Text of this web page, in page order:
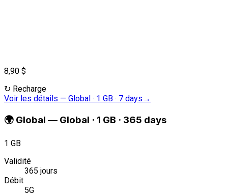
8,90 $
↻ Recharge
Voir les détails — Global · 1 GB · 7 days →
🌍 Global — Global · 1 GB · 365 days
1 GB
Validité
365 jours
Débit
5G